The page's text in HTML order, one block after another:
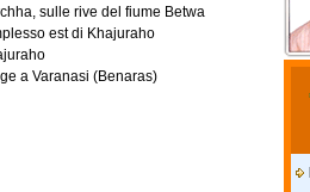
sulle rive del fiume Betwa
est di Khajuraho
a Varanasi (Benaras)